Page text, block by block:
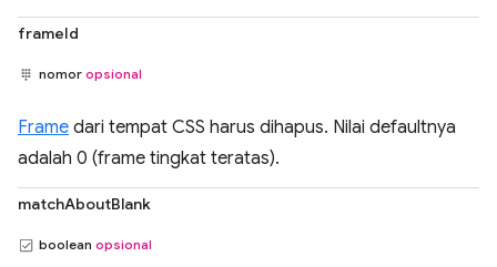
frameId
nomor opsional
Frame dari tempat CSS harus dihapus. Nilai defaultnya
adalah 0 (frame tingkat teratas).
matchAboutBlank
boolean opsional